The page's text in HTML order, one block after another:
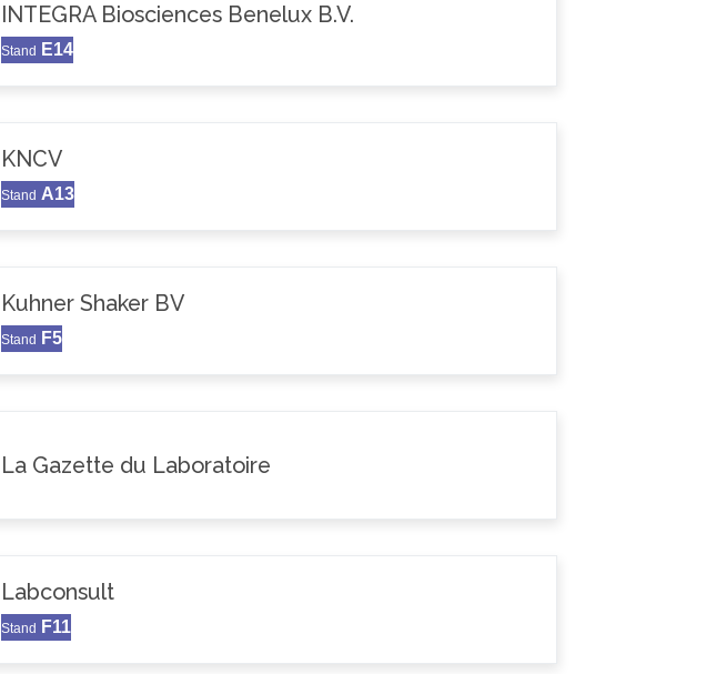
INTEGRA Biosciences Benelux B.V.
Stand E14
KNCV
Stand A13
Kuhner Shaker BV
Stand F5
La Gazette du Laboratoire
Labconsult
Stand F11